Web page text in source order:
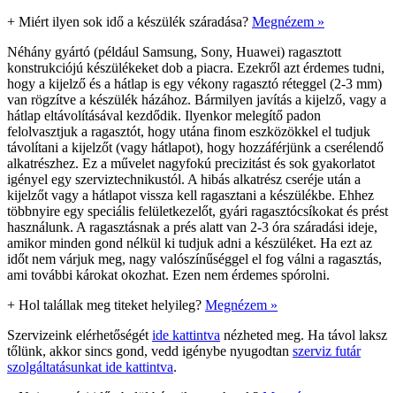
+ Miért ilyen sok idő a készülék száradása? Megnézem »
Néhány gyártó (például Samsung, Sony, Huawei) ragasztott
konstrukciójú készülékeket dob a piacra. Ezekről azt érdemes tudni,
hogy a kijelző és a hátlap is egy vékony ragasztó réteggel (2-3 mm)
van rögzítve a készülék házához. Bármilyen javítás a kijelző, vagy a
hátlap eltávolításával kezdődik. Ilyenkor melegítő padon
felolvasztjuk a ragasztót, hogy utána finom eszközökkel el tudjuk
távolítani a kijelzőt (vagy hátlapot), hogy hozzáférjünk a cserélendő
alkatrészhez. Ez a művelet nagyfokú precizitást és sok gyakorlatot
igényel egy szerviztechnikustól. A hibás alkatrész cseréje után a
kijelzőt vagy a hátlapot vissza kell ragasztani a készülékbe. Ehhez
többnyire egy speciális felületkezelőt, gyári ragasztócsíkokat és prést
használunk. A ragasztásnak a prés alatt van 2-3 óra száradási ideje,
amikor minden gond nélkül ki tudjuk adni a készüléket. Ha ezt az
időt nem várjuk meg, nagy valószínűséggel el fog válni a ragasztás,
ami további károkat okozhat. Ezen nem érdemes spórolni.
+ Hol talállak meg titeket helyileg? Megnézem »
Szervizeink elérhetőségét ide kattintva nézheted meg. Ha távol laksz
tőlünk, akkor sincs gond, vedd igénybe nyugodtan szerviz futár
szolgáltatásunkat ide kattintva.